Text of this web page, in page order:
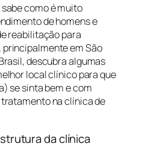
como é muito
de homens e
reabilitação para
em São
descubra algumas
local clínico para que
se sinta bem e com
na clínica de
da clínica